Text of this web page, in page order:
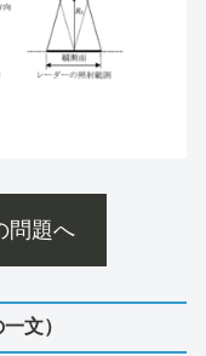
問題へ
文）